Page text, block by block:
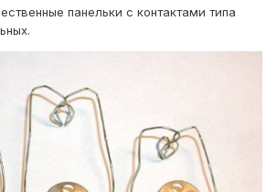
панельки с контактами типа